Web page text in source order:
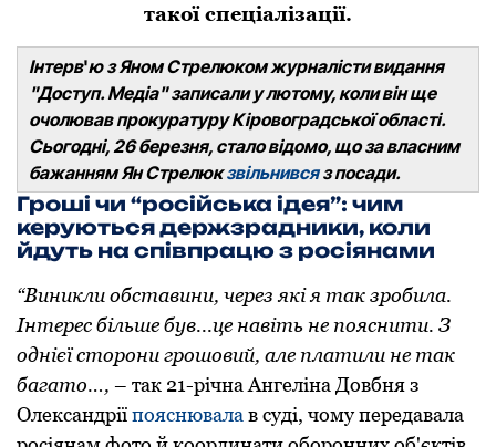
такої спеціалізації.
Інтерв'ю з Яном Стрелюком журналісти видання
"Доступ. Медіа" записали у лютому, коли він ще
очолював прокуратуру Кіровоградської області.
Сьогодні, 26 березня, стало відомо, що за власним
бажанням Ян Стрелюкзвільнивсяз посади.
Гроші чи “російська ідея”: чим
керуються держзрадники, коли
йдуть на співпрацю з росіянами
“Виникли обставини, через які я так зробила.
Інтерес більше був...це навіть не пояснити. З
однієї сторони грошовий, але платили не так
багато…, – так 21-річна Ангеліна Довбня з
Олександріїпояснювала в суді, чому передавала